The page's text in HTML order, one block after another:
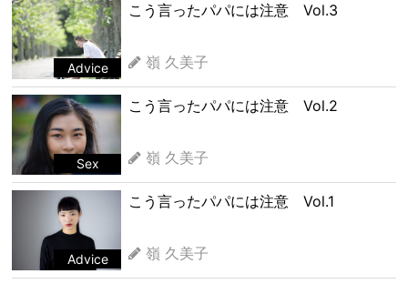
Advice
こう言ったパパには注意 Vol.3
嶺 久美子
Sex
こう言ったパパには注意 Vol.2
嶺 久美子
Advice
こう言ったパパには注意 Vol.1
嶺 久美子